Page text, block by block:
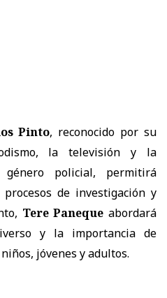
Pinto, reconocido por su
la televisión y la
policial, permitirá
de investigación y
Tere Paneque abordará
y la importancia de
jóvenes y adultos.